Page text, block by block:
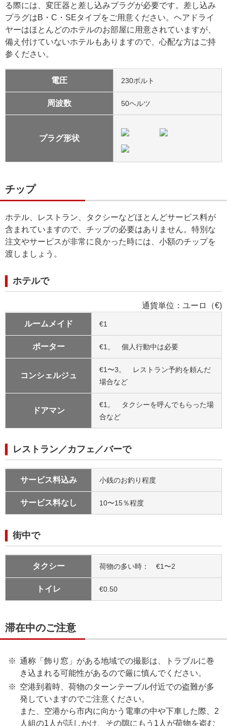
る際には、変圧器と差し込みプラグが必要です。差し込み
プラグはB・C・SEタイプをご用意ください。ヘアドライ
ヤーはほとんどのホテルのお部屋に用意されていますが、
備え付けていないホテルもありますので、心配な方はご持
参ください。
電圧 230ボルト
周波数 50ヘルツ
プラグ形状
チップ
ホテル、レストラン、タクシーなどほとんどサービス料が
含まれていますので、チップの必要はありません。特別な
注文やサービスが非常に良かった時には、小額のチップを
渡しましょう。
ホテルで
通貨単位：ユーロ（€)
ルームメイド €1
ポーター €1。 個人行動中は必要
コンシェルジュ
€1〜3。 レストラン予約を頼んだ
場合など
ドアマン
€1。 タクシーを呼んでもらった場
合など
レストラン／カフェ／バーで
サービス料込み 小銭のお釣り程度
サービス料なし 10〜15％程度
街中で
タクシー 荷物の多い時： €1〜2
トイレ €0.50
滞在中のご注意
通称「飾り窓」がある地域での撮影は、トラブルに巻
き込まれる可能性があるので厳に慎んでください。
空港到着時、荷物のターンテーブル付近での盗難が多
発していますのでご注意ください。
また、空港から市内に向かう電車の中や下車した際、2
人組の1人が話しかけ、その隙にもう1人が荷物を盗む